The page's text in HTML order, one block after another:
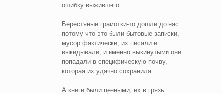
ошибку выжившего.
Берестяные грамотки-то дошли до нас
потому что это были бытовые записки,
мусор фактически, их писали и
выкидывали, и именно выкинутыми они
попадали в специфическую почву,
которая их удачно сохранила.
А книги были ценными, их в грязь